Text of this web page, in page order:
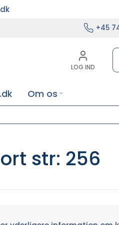
+45
LOG IND
Om os
str: 256